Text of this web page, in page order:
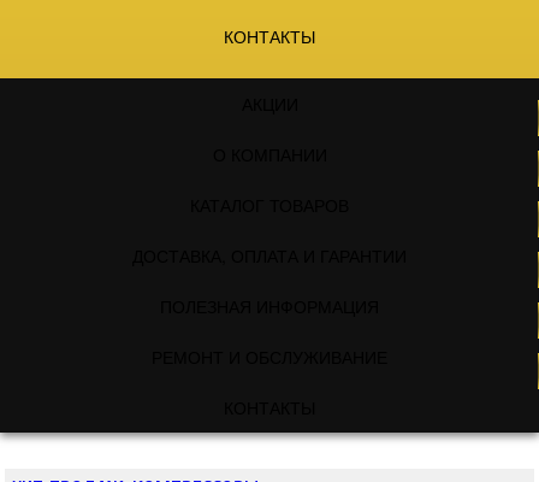
КОНТАКТЫ